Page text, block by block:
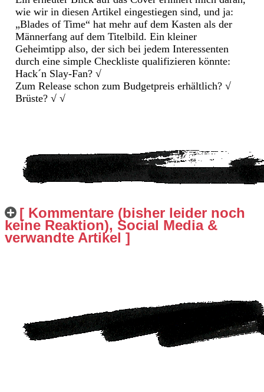
wie wir in diesen Artikel eingestiegen sind, und ja:
„Blades of Time“ hat mehr auf dem Kasten als der
Männerfang auf dem Titelbild. Ein kleiner
Geheimtipp also, der sich bei jedem Interessenten
durch eine simple Checkliste qualifizieren könnte:
Hack´n Slay-Fan? √
Zum Release schon zum Budgetpreis erhältlich? √
Brüste? √ √
[ Kommentare (bisher leider noch
keine Reaktion), Social Media &
verwandte Artikel ]